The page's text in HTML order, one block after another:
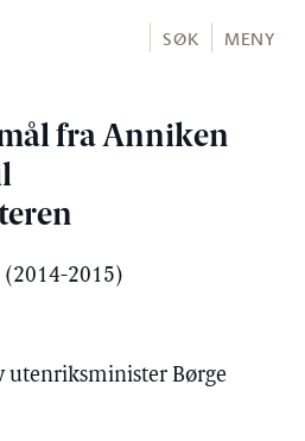
SØK MENY
fra Anniken
2015)
utenriksminister Børge